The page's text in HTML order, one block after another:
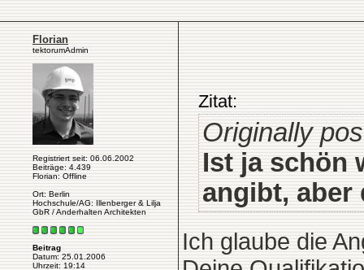
Florian
tektorumAdmin
Registriert seit: 06.06.2002
Beiträge: 4.439
Florian: Offline
Ort: Berlin
Hochschule/AG: Illenberger & Lilja
GbR / Anderhalten Architekten
Beitrag
Datum: 25.01.2006
Uhrzeit: 19:14
Zitat:
Originally
Ist ja schön
angibt, aber
Ich glaube die